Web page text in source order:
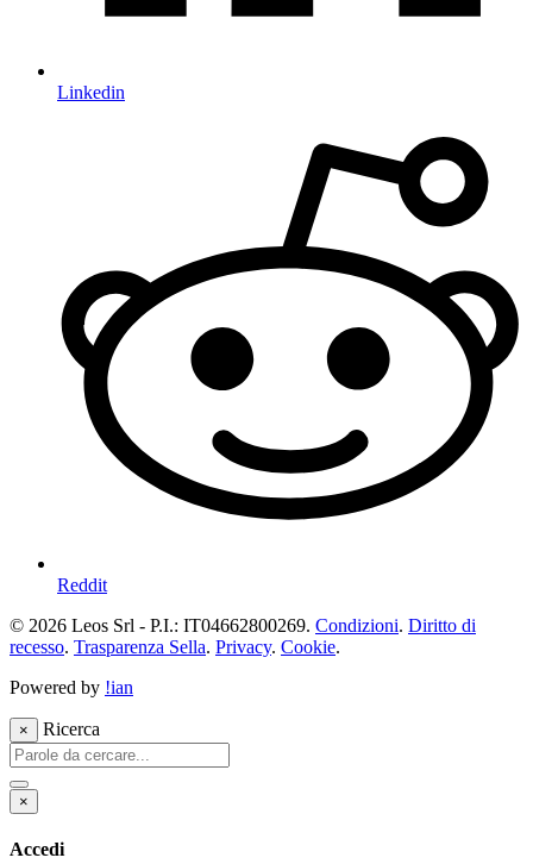
Linkedin
Reddit
© 2026 Leos Srl - P.I.: IT04662800269. Condizioni. Diritto di
recesso. Trasparenza Sella. Privacy. Cookie.
Powered by !ian
× Ricerca
×
Accedi